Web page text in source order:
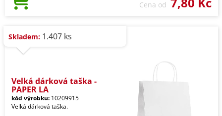
Cena od
Skladem: 1.407 ks
Velká dárková taška -
PAPER LA
kód výrobku: 10209915
Velká dárková taška.